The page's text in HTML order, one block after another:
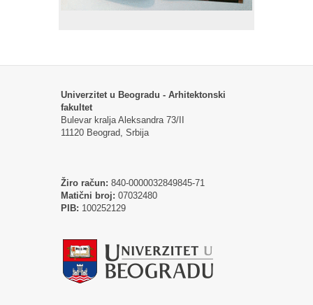
Univerzitet u Beogradu - Arhitektonski
fakultet
Bulevar kralja Aleksandra 73/II
11120 Beograd, Srbija
Žiro račun: 840-0000032849845-71
Matični broj: 07032480
PIB: 100252129